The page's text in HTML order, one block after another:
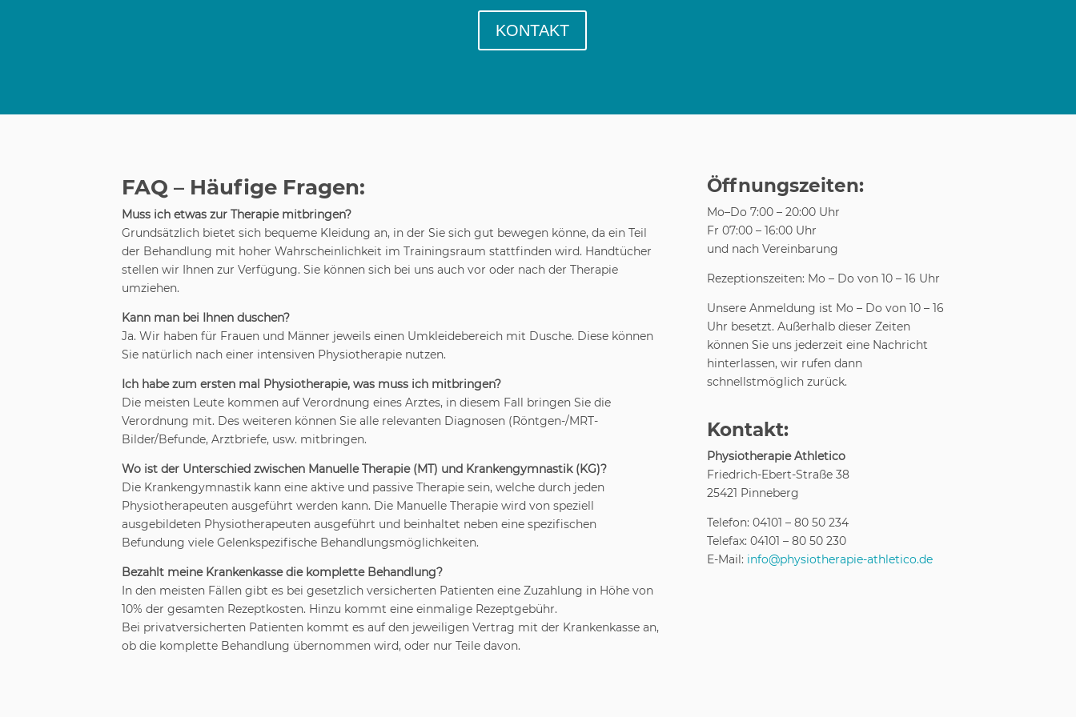
KONTAKT
FAQ – Häufige Fragen:
Muss ich etwas zur Therapie mitbringen?
Grundsätzlich bietet sich bequeme Kleidung an, in der Sie sich gut bewegen könne, da ein Teil
der Behandlung mit hoher Wahrscheinlichkeit im Trainingsraum stattfinden wird. Handtücher
stellen wir Ihnen zur Verfügung. Sie können sich bei uns auch vor oder nach der Therapie
umziehen.
Kann man bei Ihnen duschen?
Ja. Wir haben für Frauen und Männer jeweils einen Umkleidebereich mit Dusche. Diese können
Sie natürlich nach einer intensiven Physiotherapie nutzen.
Ich habe zum ersten mal Physiotherapie, was muss ich mitbringen?
Die meisten Leute kommen auf Verordnung eines Arztes, in diesem Fall bringen Sie die
Verordnung mit. Des weiteren können Sie alle relevanten Diagnosen (Röntgen-/MRT-
Bilder/Befunde, Arztbriefe, usw. mitbringen.
Wo ist der Unterschied zwischen Manuelle Therapie (MT) und Krankengymnastik (KG)?
Die Krankengymnastik kann eine aktive und passive Therapie sein, welche durch jeden
Physiotherapeuten ausgeführt werden kann. Die Manuelle Therapie wird von speziell
ausgebildeten Physiotherapeuten ausgeführt und beinhaltet neben eine spezifischen
Befundung viele Gelenkspezifische Behandlungsmöglichkeiten.
Bezahlt meine Krankenkasse die komplette Behandlung?
In den meisten Fällen gibt es bei gesetzlich versicherten Patienten eine Zuzahlung in Höhe von
10% der gesamten Rezeptkosten. Hinzu kommt eine einmalige Rezeptgebühr.
Bei privatversicherten Patienten kommt es auf den jeweiligen Vertrag mit der Krankenkasse an,
ob die komplette Behandlung übernommen wird, oder nur Teile davon.
Öffnungszeiten:
Mo–Do 7:00 – 20:00 Uhr
Fr 07:00 – 16:00 Uhr
und nach Vereinbarung
Rezeptionszeiten: Mo – Do von 10 – 16 Uhr
Unsere Anmeldung ist Mo – Do von 10 – 16
Uhr besetzt. Außerhalb dieser Zeiten
können Sie uns jederzeit eine Nachricht
hinterlassen, wir rufen dann
schnellstmöglich zurück.
Kontakt:
Physiotherapie Athletico
Friedrich-Ebert-Straße 38
25421 Pinneberg
Telefon: 04101 – 80 50 234
Telefax: 04101 – 80 50 230
E-Mail: info@physiotherapie-athletico.de